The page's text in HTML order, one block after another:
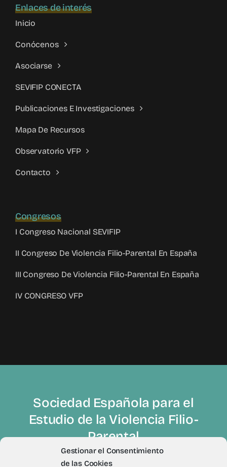
Gestionar el Consentimiento
de las Cookies
Enlaces de interés
Inicio
Conócenos
Asociarse
SEVIFIP CONECTA
Publicaciones E Investigaciones
Mapa De Recursos
Observatorio VFP
Contacto
Congresos
I Congreso Nacional SEVIFIP
II Congreso De Violencia Filio-Parental En España
III Congreso De Violencia Filio-Parental En España
IV CONGRESO VFP
Sociedad Española para el
Estudio de la Violencia Filio-
Parental